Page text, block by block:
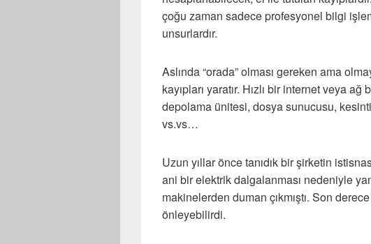
çoğu zaman sadece profesyonel bilgi
unsurlardır.
Aslında “orada” olması gereken ama
kayıpları yaratır. Hızlı bir internet veya ağ
depolama ünitesi, dosya sunucusu,
vs.vs…
Uzun yıllar önce tanıdık bir şirketin
ani bir elektrik dalgalanması nedeniyle
makinelerden duman çıkmıştı. Son
önleyebilirdi.